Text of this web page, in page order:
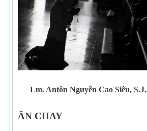
Lm. Antôn Nguyễn Cao Siêu, S.J.
ĂN CHAY